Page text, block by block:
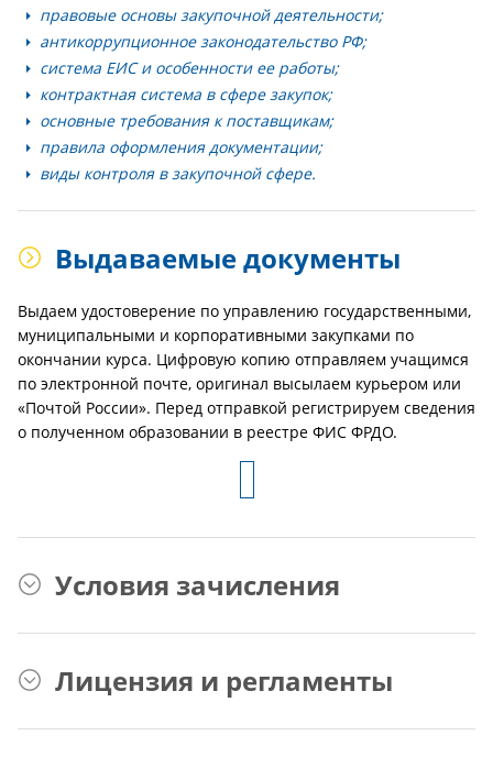
правовые основы закупочной деятельности;
антикоррупционное законодательство РФ;
система ЕИС и особенности ее работы;
контрактная система в сфере закупок;
основные требования к поставщикам;
правила оформления документации;
виды контроля в закупочной сфере.
Выдаваемые документы
Выдаем удостоверение по управлению государственными,
муниципальными и корпоративными закупками по
окончании курса. Цифровую копию отправляем учащимся
по электронной почте, оригинал высылаем курьером или
«Почтой России». Перед отправкой регистрируем сведения
о полученном образовании в реестре ФИС ФРДО.
Условия зачисления
Лицензия и регламенты